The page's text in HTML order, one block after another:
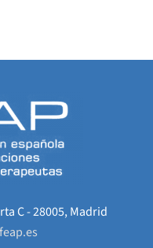
C - 28005, Madrid